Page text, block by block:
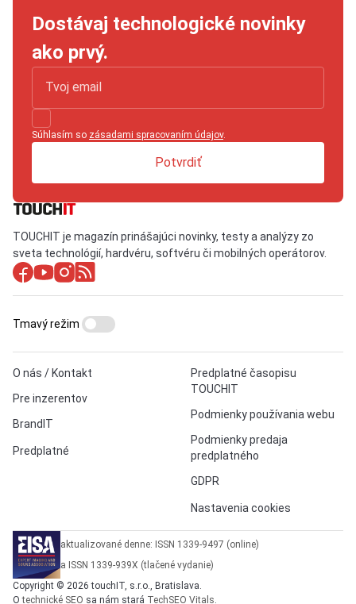
Dostávaj technologické novinky
ako prvý.
Súhlasím so zásadami spracovaním údajov.
Potvrdiť
TOUCHIT je magazín prinášajúci novinky, testy a analýzy zo
sveta technológií, hardvéru, softvéru či mobilných operátorov.
O nás / Kontakt
Pre inzerentov
BrandIT
Predplatné
Predplatné časopisu
TOUCHIT
Podmienky používania webu
Podmienky predaja
predplatného
GDPR
Nastavenia cookies
Tmavý režim
aktualizované denne: ISSN 1339-9497 (online)
a ISSN 1339-939X (tlačené vydanie)
Copyright © 2026 touchIT, s.r.o., Bratislava.
Otechnické SEO sa nám stará TechSEO Vitals.